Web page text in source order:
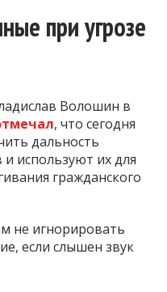
при угрозе
Волошин в
, что сегодня
дальность
используют их для
гражданского
не игнорировать
если слышен звук